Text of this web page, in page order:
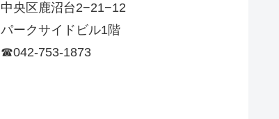
中央区鹿沼台2−21−12
パークサイドビル1階
☎042-753-1873